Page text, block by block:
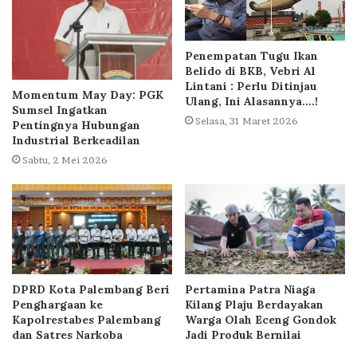
Momentum May Day: PGK
Sumsel Ingatkan
Pentingnya Hubungan
Industrial Berkeadilan
Sabtu, 2 Mei 2026
Penempatan Tugu Ikan
Belido di BKB, Vebri Al
Lintani : Perlu Ditinjau
Ulang, Ini Alasannya….!
Selasa, 31 Maret 2026
DPRD Kota Palembang Beri
Penghargaan ke
Kapolrestabes Palembang
dan Satres Narkoba
Pertamina Patra Niaga
Kilang Plaju Berdayakan
Warga Olah Eceng Gondok
Jadi Produk Bernilai